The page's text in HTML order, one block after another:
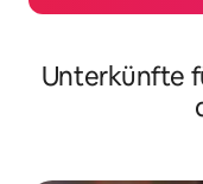
Unterkünfte